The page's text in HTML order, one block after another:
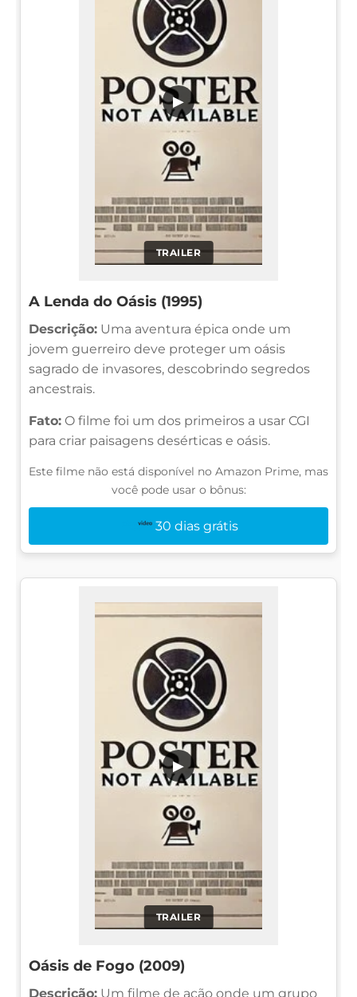
TRAILER
▶
A Lenda do Oásis (1995)
Descrição: Uma aventura épica onde um
jovem guerreiro deve proteger um oásis
sagrado de invasores, descobrindo segredos
ancestrais.
Fato: O filme foi um dos primeiros a usar CGI
para criar paisagens desérticas e oásis.
Este filme não está disponível no Amazon Prime, mas
você pode usar o bônus:
30 dias grátis
TRAILER
▶
Oásis de Fogo (2009)
Descrição: Um filme de ação onde um grupo